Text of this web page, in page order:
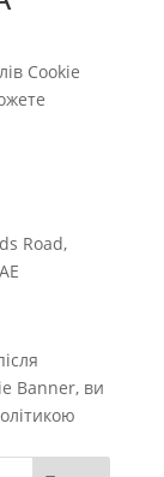
Cookie
Road,
Banner, ви